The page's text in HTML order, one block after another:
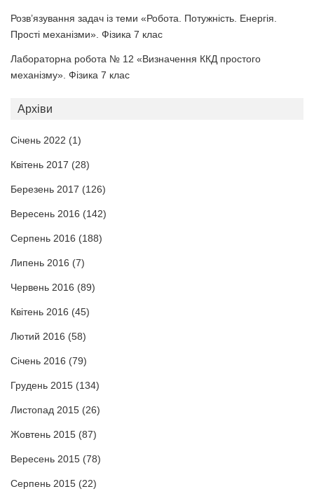
Розв’язування задач із теми «Робота. Потужність. Енергія.
Прості механізми». Фізика 7 клас
Лабораторна робота № 12 «Визначення ККД простого
механізму». Фізика 7 клас
Архіви
Січень 2022 (1)
Квітень 2017 (28)
Березень 2017 (126)
Вересень 2016 (142)
Серпень 2016 (188)
Липень 2016 (7)
Червень 2016 (89)
Квітень 2016 (45)
Лютий 2016 (58)
Січень 2016 (79)
Грудень 2015 (134)
Листопад 2015 (26)
Жовтень 2015 (87)
Вересень 2015 (78)
Серпень 2015 (22)